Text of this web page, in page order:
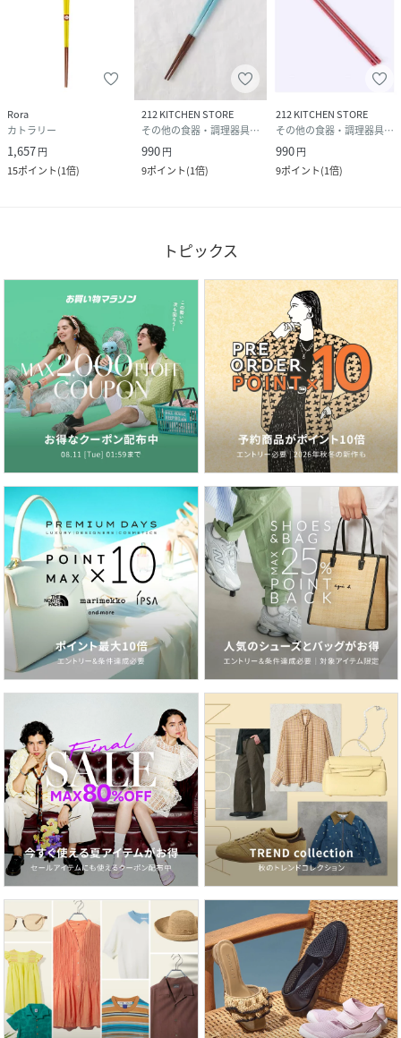
Rora
カトラリー
1,657円
15ポイント(1倍)
212 KITCHEN STORE
その他の食器・調理器具・キッチン用品
990円
9ポイント(1倍)
212 KITCHEN STORE
その他の食器・調理器具・キッチン用品
990円
9ポイント(1倍)
トピックス